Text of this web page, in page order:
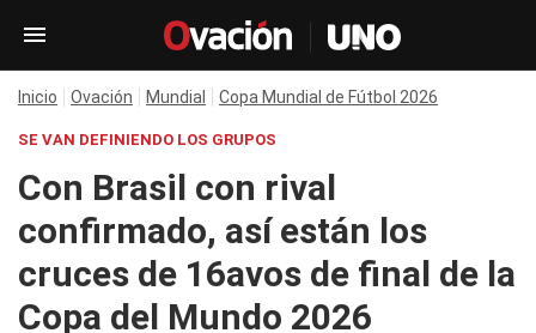
Inicio Ovación Mundial Copa Mundial de Fútbol 2026
SE VAN DEFINIENDO LOS GRUPOS
Con Brasil con rival
confirmado, así están los
cruces de 16avos de final de la
Copa del Mundo 2026